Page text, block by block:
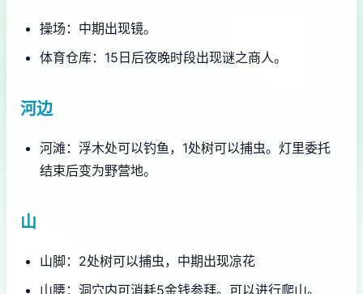
操场：中期出现镜。
体育仓库：15日后夜晚时段出现谜之商人。
河边
河滩：浮木处可以钓鱼，1处树可以捕虫。灯里委托
结束后变为野营地。
山
山脚：2处树可以捕虫，中期出现凉花
山腰：洞穴内可消耗5金钱参拜。可以进行爬山。